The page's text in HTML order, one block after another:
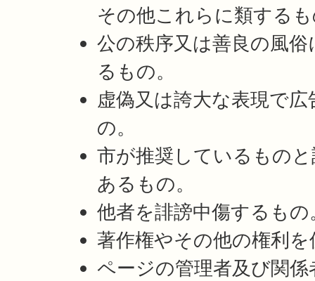
その他これらに類する
公の秩序又は善良の風
るもの。
虚偽又は誇大な表現で
の。
市が推奨しているもの
あるもの。
他者を誹謗中傷するもの
著作権やその他の権利
ページの管理者及び関